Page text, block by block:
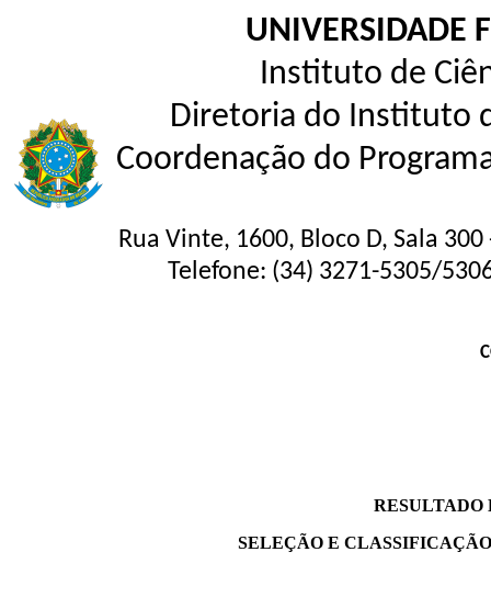
UNIVERSIDADE
Instituto de
Diretoria do Instituto
Coordenação do
Rua Vinte, 1600, Bloco D, Sala
Telefone: (34) 3271-5305/
RESULTADO
SELEÇÃO E